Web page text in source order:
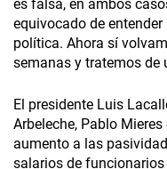
es falsa, en ambos
equivocado de
política. Ahora sí
semanas y tratemos de
El presidente Luis
Arbeleche, Pablo
aumento a las
salarios de